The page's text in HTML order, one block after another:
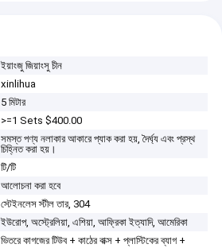
ইয়াংজু জিয়াংসু চীন
xinlihua
5 মিটার
>=1 Sets $400.00
সমস্ত পণ্য নলাকার আকারে প্যাক করা হয়, দৈর্ঘ্য এবং প্রস্থ
চিহ্নিত করা হয়।
টি/টি
আলোচনা করা হবে
স্টেইনলেস স্টীল তার, 304
ইউরোপ, অস্ট্রেলিয়া, এশিয়া, আফ্রিকা ইত্যাদি, আমেরিকা
ভিতরে কাগজের টিউব + কাঠের বাক্স + প্লাস্টিকের ব্যাগ +